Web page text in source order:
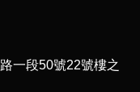
一段50號22號樓之